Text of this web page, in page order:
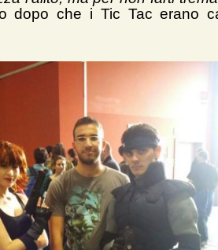
dopo che i Tic Tac erano